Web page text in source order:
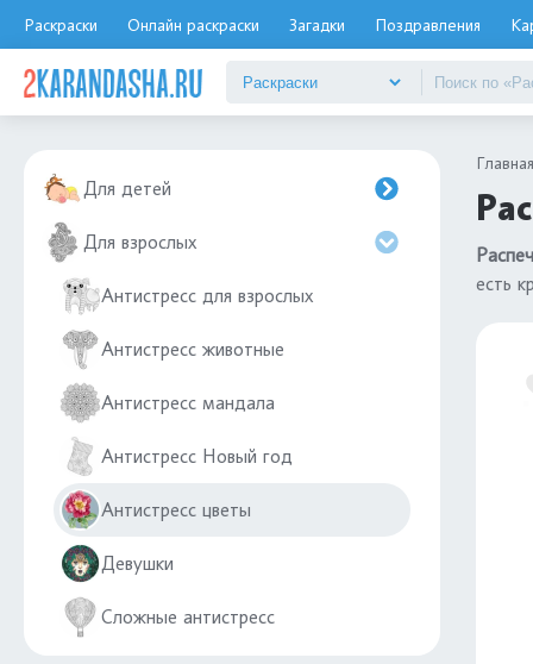
Раскраски Онлайн раскраски Загадки Поздравления
Для детей
Для взрослых
Антистресс для взрослых
Антистресс животные
Антистресс мандала
Антистресс Новый год
Антистресс цветы
Девушки
Сложные антистресс
Главная
есть